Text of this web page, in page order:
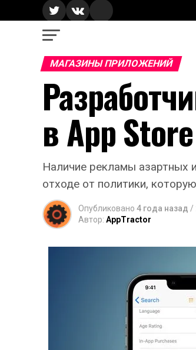
МАГАЗИНЫ ПРИЛОЖЕНИЙ
в App Store
Наличие рекламы азартных
отходе от политики,
Опубликовано 4 года назад /
Автор: AppTractor